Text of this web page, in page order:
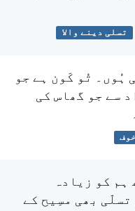
تسلی دینے والا
ہُوں۔ تُو کَون ہے جو
سے جو گھاس کی
خوف
ہم کو زیادہ
بھی مسِیح کے